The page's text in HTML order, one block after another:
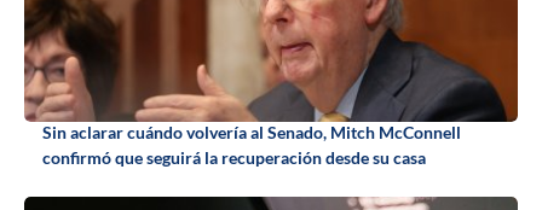
Sin aclarar cuándo volvería al Senado, Mitch McConnell
confirmó que seguirá la recuperación desde su casa